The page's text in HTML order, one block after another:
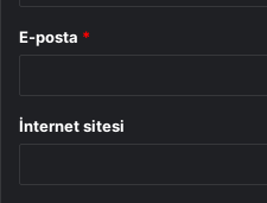
E-posta *
İnternet sitesi